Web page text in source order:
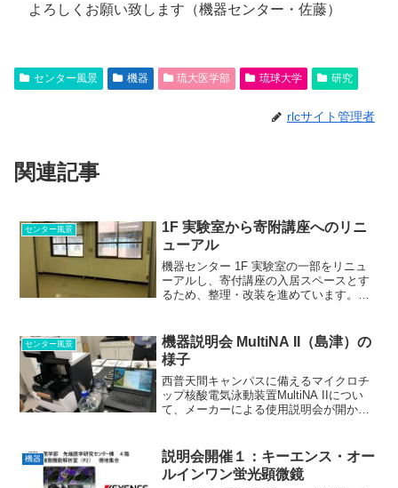
よろしくお願い致します（機器センター・佐藤）
センター風景 機器 琉大医学部 琉球大学 研究
rlcサイト管理者
関連記事
センター風景
1F 実験室から寄附講座へのリニ
ューアル
機器センター 1F 実験室の一部をリニュ
ーアルし、寄付講座の入居スペースとす
るため、整理・改装を進めています。
いては、もう少しだけ整理作業が必要で
す。 来年度...
センター風景
機器説明会 MultiNA II（島津）の
様子
西普天間キャンパスに備えるマイクロチ
ップ核酸電気泳動装置MultiNA IIについ
て、メーカーによる使用説明会が開かれ
先生方にご参加頂きました。 本機は、
一般的なアガ...
機器
説明会開催１：キーエンス・オー
ルインワン蛍光顕微鏡